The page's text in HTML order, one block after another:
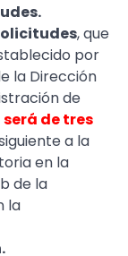
, que
por
la Dirección
de
será de tres
a la
en la
de la
la